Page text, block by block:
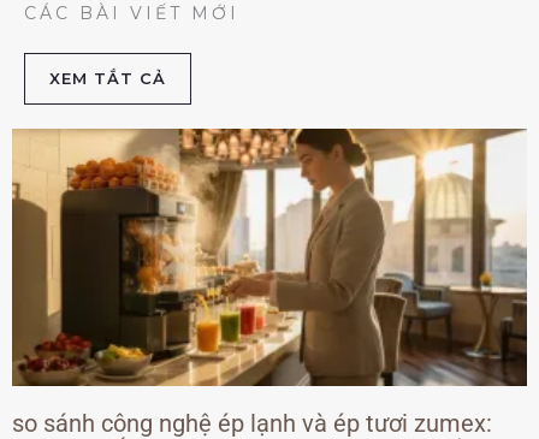
CÁC BÀI VIẾT MỚI
XEM TẮT CẢ
so sánh công nghệ ép lạnh và ép tươi zumex: